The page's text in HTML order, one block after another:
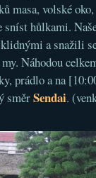
masa, volské
hůlkami.
a snažili
Náhodou
prádlo a na
směrSendai.